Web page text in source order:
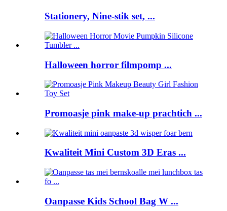
Stationery, Nine-stik set, ...
Halloween horror filmpomp ...
Promoasje pink make-up prachtich ...
Kwaliteit Mini Custom 3D Eras ...
Oanpasse Kids School Bag W ...